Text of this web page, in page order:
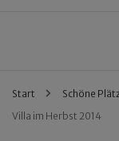
Start Schöne
Villa im Herbst 2014